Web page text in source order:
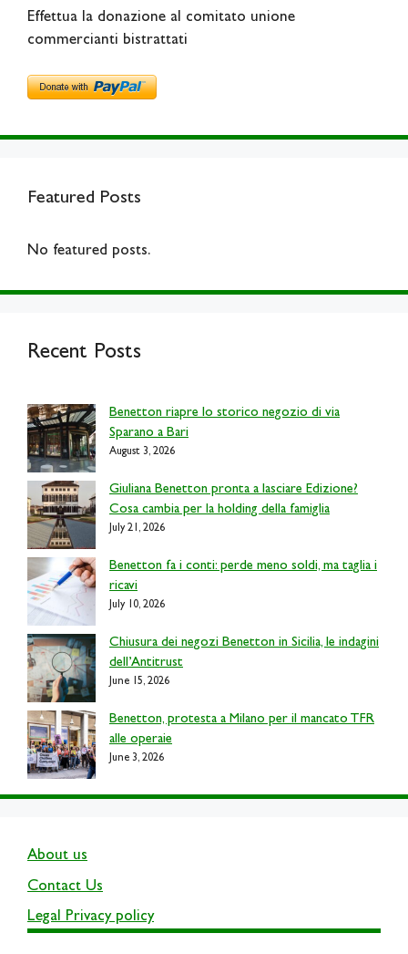
Effettua la donazione al comitato unione
commercianti bistrattati
Featured Posts
No featured posts.
Recent Posts
Benetton riapre lo storico negozio di via
Sparano a Bari
August 3, 2026
Giuliana Benetton pronta a lasciare Edizione?
Cosa cambia per la holding della famiglia
July 21, 2026
Benetton fa i conti: perde meno soldi, ma taglia i
ricavi
July 10, 2026
Chiusura dei negozi Benetton in Sicilia, le indagini
dell’Antitrust
June 15, 2026
Benetton, protesta a Milano per il mancato TFR
alle operaie
June 3, 2026
About us
Contact Us
Legal Privacy policy